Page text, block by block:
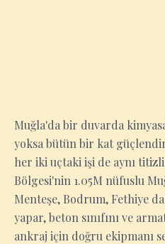
Muğla'da bir duvarda
yoksa bütün bir kat
her iki uçtaki işi de aynı
Bölgesi'nin 1.05M nüfuslu
Menteşe, Bodrum, Fethiye
yapar, beton sınıfını ve
ankraj için doğru ekipmanı